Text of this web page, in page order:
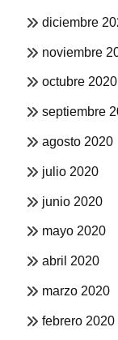
diciembre
noviembre
octubre 2020
septiembre
agosto 2020
julio 2020
junio 2020
mayo 2020
abril 2020
marzo 2020
febrero 2020